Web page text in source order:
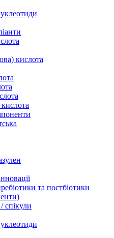
кислота
та постбіотики
спікули